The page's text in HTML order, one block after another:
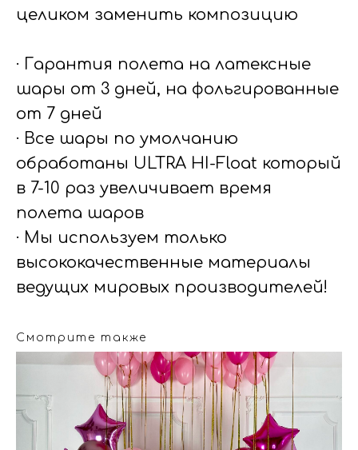
целиком заменить композицию
· Гарантия полета на латексные
шары от 3 дней, на фольгированные
от 7 дней
· Все шары по умолчанию
обработаны ULTRA HI-Float который
в 7-10 раз увеличивает время
полета шаров
· Мы используем только
высококачественные материалы
ведущих мировых производителей!
Смотрите также